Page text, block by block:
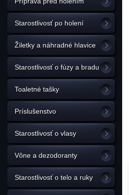
Starostlivosť po holení
Žiletky a náhradné hlavice
Starostlivosť o fúzy a bradu
Toaletné tašky
Príslušenstvo
Starostlivosť o vlasy
Vône a dezodoranty
Starostlivosť o telo a ruky